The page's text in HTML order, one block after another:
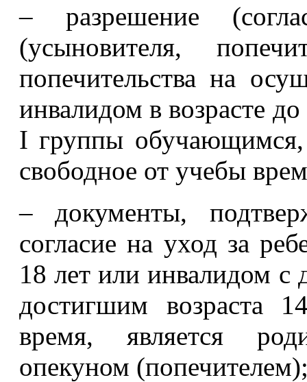
– разрешение
(усыновителя,
попечительства на
инвалидом в возрасте
I группы обучающимся,
свободное от учебы
– документы,
согласие на уход за
18 лет или инвалидом
достигшим возраста
время, является
опекуном